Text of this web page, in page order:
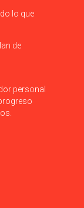
lo que
de
personal